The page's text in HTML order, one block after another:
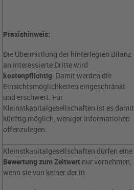
Praxishinweis:
Die Übermittlung der hinterlegten Bilanz
an interessierte Dritte wird
kostenpflichtig. Damit werden die
Einsichtsmöglichkeiten eingeschränkt
und erschwert. Für
Kleinstkapitalgesellschaften ist es damit
künftig möglich, weniger Informationen
offenzulegen.
Kleinstkapitalgesellschaften dürfen eine
Bewertung zum Zeitwert nur vornehmen,
wenn sie von keiner der in